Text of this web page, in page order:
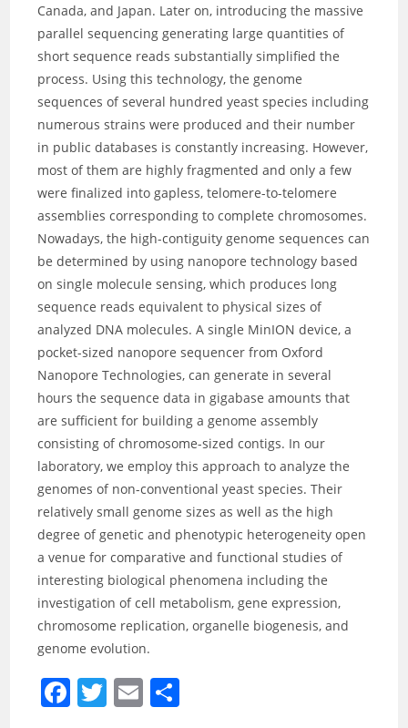
Canada, and Japan. Later on, introducing the massive
parallel sequencing generating large quantities of
short sequence reads substantially simplified the
process. Using this technology, the genome
sequences of several hundred yeast species including
numerous strains were produced and their number
in public databases is constantly increasing. However,
most of them are highly fragmented and only a few
were finalized into gapless, telomere-to-telomere
assemblies corresponding to complete chromosomes.
Nowadays, the high-contiguity genome sequences can
be determined by using nanopore technology based
on single molecule sensing, which produces long
sequence reads equivalent to physical sizes of
analyzed DNA molecules. A single MinION device, a
pocket-sized nanopore sequencer from Oxford
Nanopore Technologies, can generate in several
hours the sequence data in gigabase amounts that
are sufficient for building a genome assembly
consisting of chromosome-sized contigs. In our
laboratory, we employ this approach to analyze the
genomes of non-conventional yeast species. Their
relatively small genome sizes as well as the high
degree of genetic and phenotypic heterogeneity open
a venue for comparative and functional studies of
interesting biological phenomena including the
investigation of cell metabolism, gene expression,
chromosome replication, organelle biogenesis, and
genome evolution.
F T E